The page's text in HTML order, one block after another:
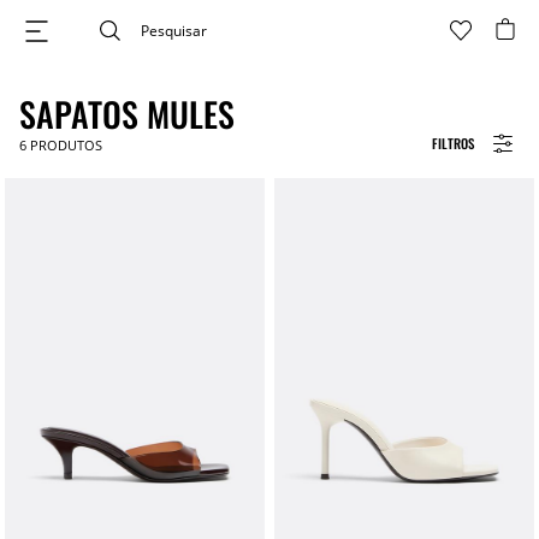
FILTROS
SAPATOS MULES
6 PRODUTOS